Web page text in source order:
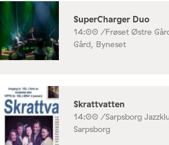
SuperCharger Duo
14:00 /Frøset Østre
Gård, Byneset
Skrattvatten
14:00 /Sarpsborg
Sarpsborg